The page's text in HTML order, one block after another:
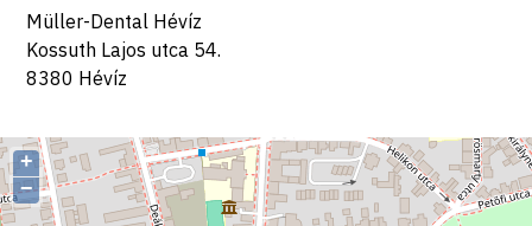
Müller-Dental Hévíz
Kossuth Lajos utca 54.
8380 Hévíz